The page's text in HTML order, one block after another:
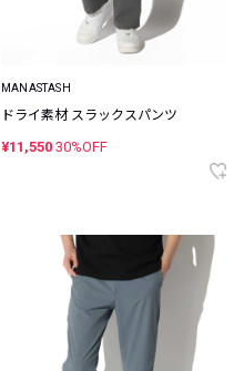
MANASTASH
ドライ素材 スラックスパンツ
¥11,550 30%OFF